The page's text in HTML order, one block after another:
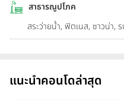
สาธารณูปโภค
สระว่ายน้ำ, ฟิตเนส, ซาวน่า,
แนะนำคอนโดล่าสุด